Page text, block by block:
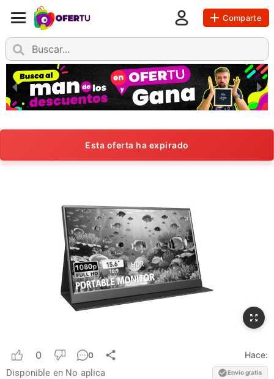
Comparte
Esta oferta ha expirado
0 0 Hace:
Disponible en No aplica Envío gratis